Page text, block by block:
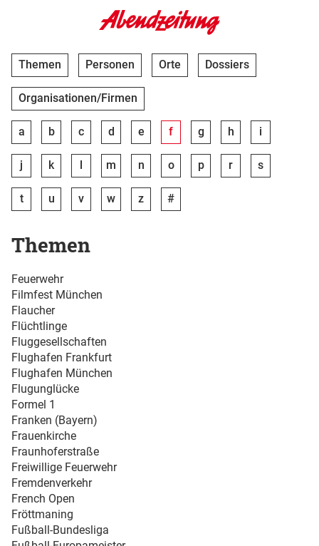
Themen Personen Orte Dossiers
Organisationen/Firmen
a b c d e f g h i
j k l m n o p r s
t u v w z #
Themen
Feuerwehr
Filmfest München
Flaucher
Flüchtlinge
Fluggesellschaften
Flughafen Frankfurt
Flughafen München
Flugunglücke
Formel 1
Franken (Bayern)
Frauenkirche
Fraunhoferstraße
Freiwillige Feuerwehr
Fremdenverkehr
French Open
Fröttmaning
Fußball-Bundesliga